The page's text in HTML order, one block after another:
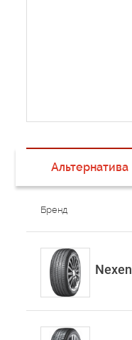
Альтернатива
Бренд
Nexen